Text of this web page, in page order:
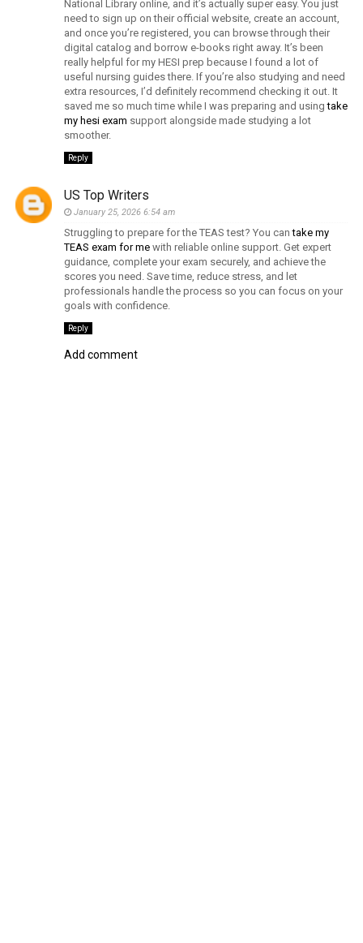
National Library online, and it’s actually super easy. You just
need to sign up on their official website, create an account,
and once you’re registered, you can browse through their
digital catalog and borrow e-books right away. It’s been
really helpful for my HESI prep because I found a lot of
useful nursing guides there. If you’re also studying and need
extra resources, I’d definitely recommend checking it out. It
saved me so much time while I was preparing and usingtake
my hesi exam support alongside made studying a lot
smoother.
Reply
US Top Writers
January 25, 2026 6:54 am
Struggling to prepare for the TEAS test? You cantake my
TEAS exam for mewith reliable online support. Get expert
guidance, complete your exam securely, and achieve the
scores you need. Save time, reduce stress, and let
professionals handle the process so you can focus on your
goals with confidence.
Reply
Add comment